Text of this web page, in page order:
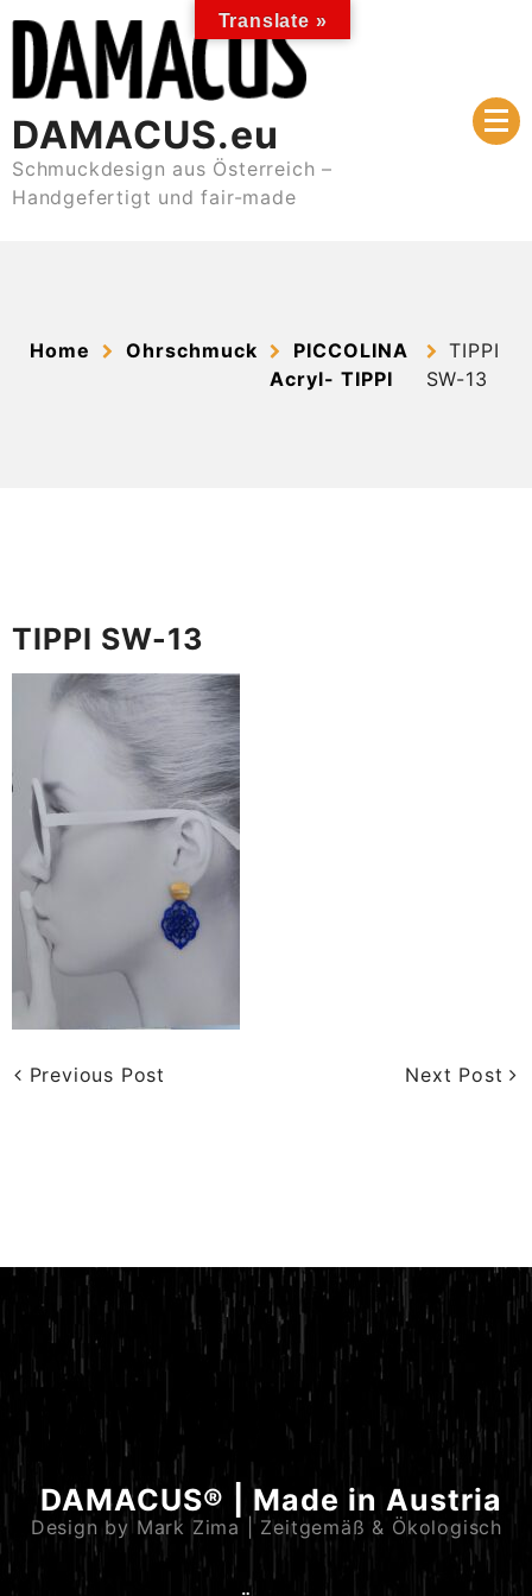
content
DAMACUS.eu
Schmuckdesign aus Österreich –
Handgefertigt und fair-made
Home Ohrschmuck
PICCOLINA
Acryl- TIPPI
TIPPI
SW-13
TIPPI SW-13
Previous Post Next Post
DAMACUS® | Made in Austria
Design by Mark Zima | Zeitgemäß & Ökologisch
Translate »